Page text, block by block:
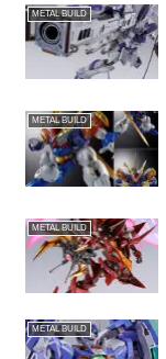
METAL BUILD
METAL BUILD
METAL BUILD
METAL BUILD